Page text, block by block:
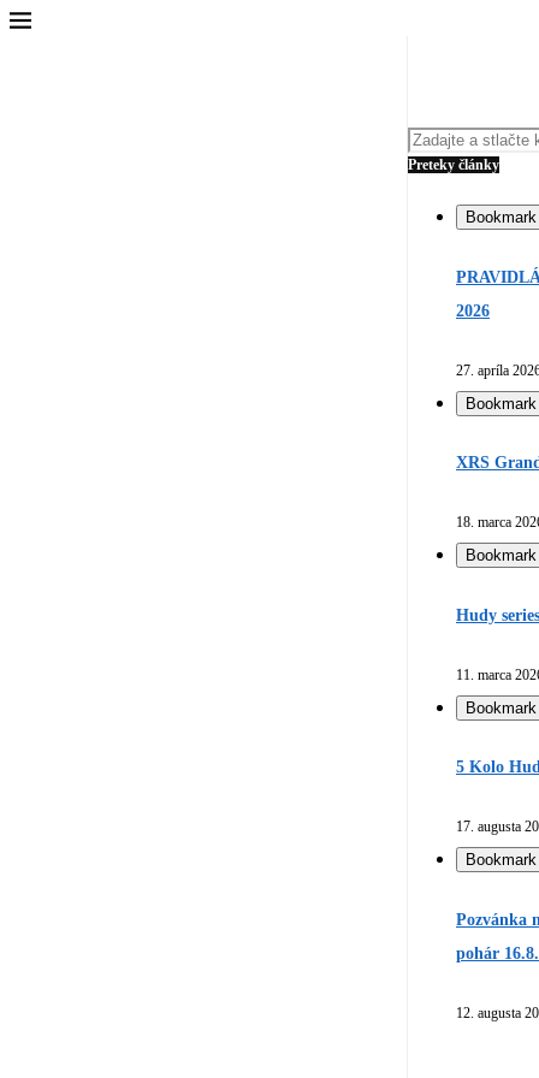
Preteky články
Bookmark
2026
27. apríla
Bookmark
XRS
18. marca
Bookmark
Hudy
11. marca
Bookmark
5 Kolo
17. augusta
Bookmark
Pozvánka
pohár
12. augusta